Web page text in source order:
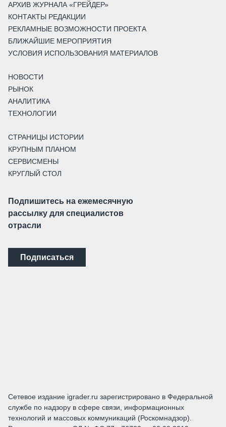
АРХИВ ЖУРНАЛА «ГРЕЙДЕР»
КОНТАКТЫ РЕДАКЦИИ
РЕКЛАМНЫЕ ВОЗМОЖНОСТИ ПРОЕКТА
БЛИЖАЙШИЕ МЕРОПРИЯТИЯ
УСЛОВИЯ ИСПОЛЬЗОВАНИЯ МАТЕРИАЛОВ
НОВОСТИ
РЫНОК
АНАЛИТИКА
ТЕХНОЛОГИИ
СТРАНИЦЫ ИСТОРИИ
КРУПНЫМ ПЛАНОМ
СЕРВИСМЕНЫ
КРУГЛЫЙ СТОЛ
Подпишитесь на ежемесячную
рассылку для специалистов
отрасли
Подписаться
Сетевое издание igrader.ru зарегистрировано в Федеральной
службе по надзору в сфере связи, информационных
технологий и массовых коммуникаций (Роскомнадзор).